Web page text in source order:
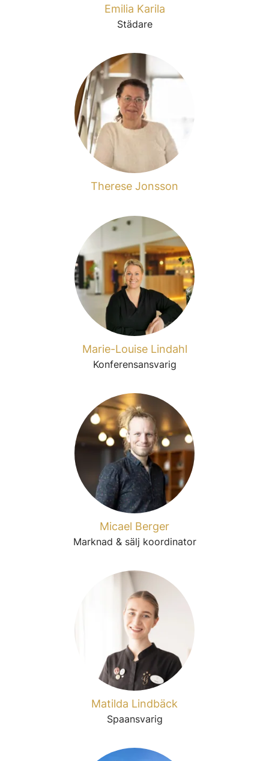
Emilia Karila
Städare
Therese Jonsson
Marie-Louise Lindahl
Konferensansvarig
Micael Berger
Marknad & sälj koordinator
Matilda Lindbäck
Spaansvarig